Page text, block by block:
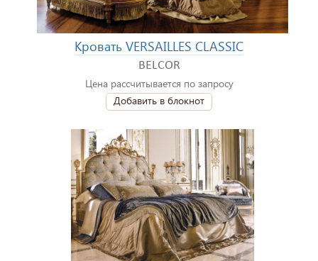
Кровать VERSAILLES CLASSIC
BELCOR
Цена рассчитывается по запросу
Добавить в блокнот